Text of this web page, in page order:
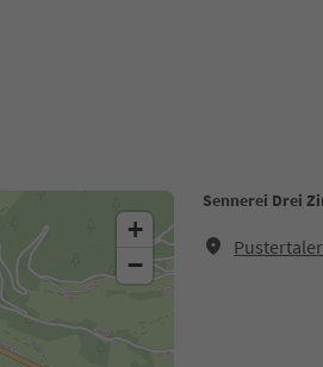
Sennerei Drei
+
−